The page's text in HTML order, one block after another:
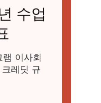
수업
이사회
레딧 규